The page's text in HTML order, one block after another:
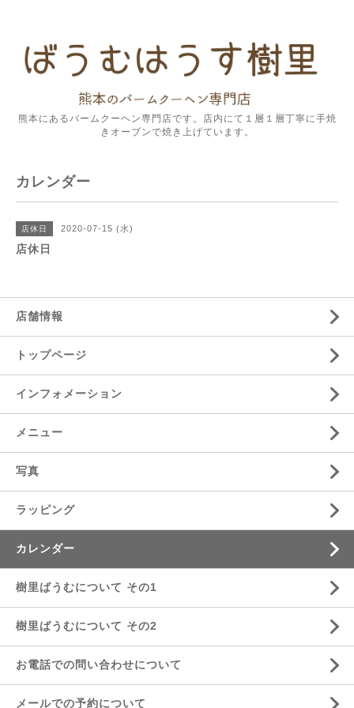
熊本にあるバームクーヘン専門店です。店内にて１層１層丁寧に手焼
きオーブンで焼き上げています。
カレンダー
店休日 2020-07-15 (水)
店休日
店舗情報
トップページ
インフォメーション
メニュー
写真
ラッピング
カレンダー
樹里ばうむについて その1
樹里ばうむについて その2
お電話での問い合わせについて
メールでの予約について